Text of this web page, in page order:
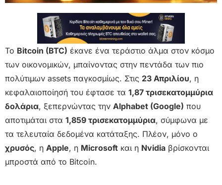
Το Bitcoin (BTC) έκανε ένα τεράστιο άλμα στον κόσμο
των οικονομικών, μπαίνοντας στην πεντάδα των πιο
πολύτιμων assets παγκοσμίως. Στις 23 Απριλίου, η
κεφαλαιοποίησή του έφτασε τα 1,87 τρισεκατομμύρια
δολάρια, ξεπερνώντας την Alphabet (Google) που
αποτιμάται στα 1,859 τρισεκατομμύρια, σύμφωνα με
τα τελευταία δεδομένα κατάταξης. Πλέον, μόνο ο
χρυσός, η Apple, η Microsoft και η Nvidia βρίσκονται
μπροστά από το Bitcoin.